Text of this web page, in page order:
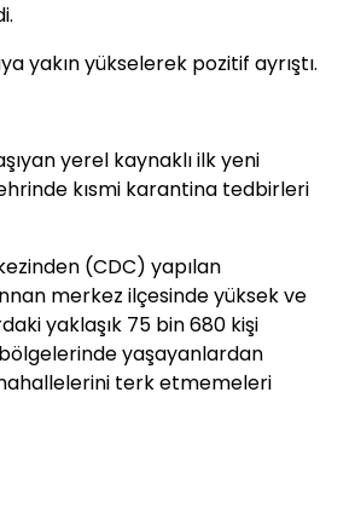
yakın yükselerek pozitif ayrıştı.
yerel kaynaklı ilk yeni
kısmi karantina tedbirleri
(CDC) yapılan
merkez ilçesinde yüksek ve
yaklaşık 75 bin 680 kişi
yaşayanlardan
terk etmemeleri